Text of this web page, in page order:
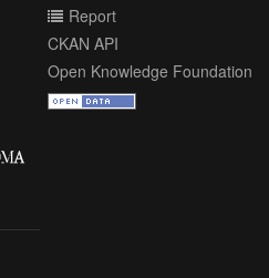
Report
CKAN API
Open Knowledge Foundation